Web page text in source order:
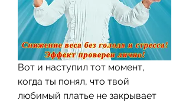
Вот и наступил тот момент,
когда ты понял, что твой
любимый платье не закрывает